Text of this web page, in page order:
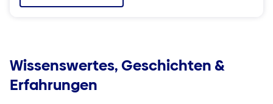
Wissenswertes, Geschichten &
Erfahrungen